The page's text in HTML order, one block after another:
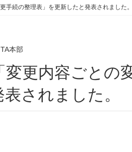
手続の整理表」を更新したと発表されました。
本部
されました。